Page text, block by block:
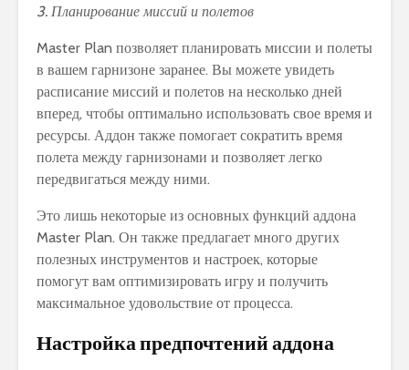
3. Планирование миссий и полетов
Master Plan позволяет планировать миссии и полеты
в вашем гарнизоне заранее. Вы можете увидеть
расписание миссий и полетов на несколько дней
вперед, чтобы оптимально использовать свое время и
ресурсы. Аддон также помогает сократить время
полета между гарнизонами и позволяет легко
передвигаться между ними.
Это лишь некоторые из основных функций аддона
Master Plan. Он также предлагает много других
полезных инструментов и настроек, которые
помогут вам оптимизировать игру и получить
максимальное удовольствие от процесса.
Настройка предпочтений аддона